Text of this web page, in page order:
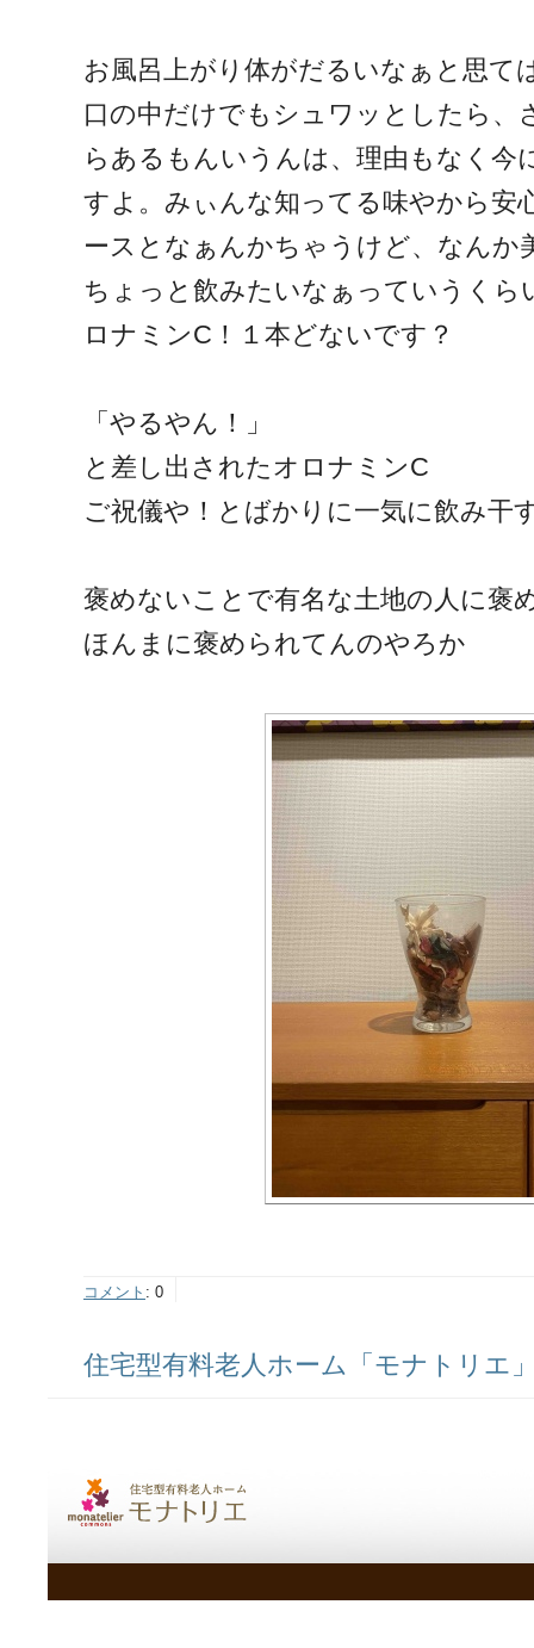
お風呂上がり体がだるいなぁと思て
口の中だけでもシュワッとしたら、
らあるもんいうんは、理由もなく今
すよ。みぃんな知ってる味やから安
ースとなぁんかちゃうけど、なんか
ちょっと飲みたいなぁっていうくら
ロナミンC！１本どないです？
「やるやん！」
と差し出されたオロナミンC
ご祝儀や！とばかりに一気に飲み干
褒めないことで有名な土地の人に褒
ほんまに褒められてんのやろか
コメント : 0
住宅型有料老人ホーム「モナトリエ